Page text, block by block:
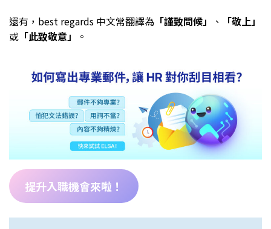
還有，best regards 中文常翻譯為 「謹致問候」 、
「敬上」
或 「此致敬意」 。
提升入職機會來啦！